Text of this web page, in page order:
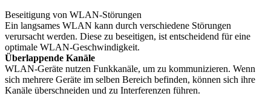
Beseitigung von WLAN-Störungen
Ein langsames WLAN kann durch verschiedene Störungen
verursacht werden. Diese zu beseitigen, ist entscheidend für eine
optimale WLAN-Geschwindigkeit.
Überlappende Kanäle
WLAN-Geräte nutzen Funkkanäle, um zu kommunizieren. Wenn
sich mehrere Geräte im selben Bereich befinden, können sich ihre
Kanäle überschneiden und zu Interferenzen führen.